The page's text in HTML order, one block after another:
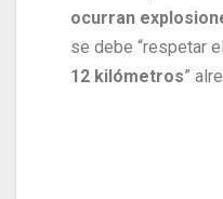
ocurran
se debe “respetar el
12 kilómetros”